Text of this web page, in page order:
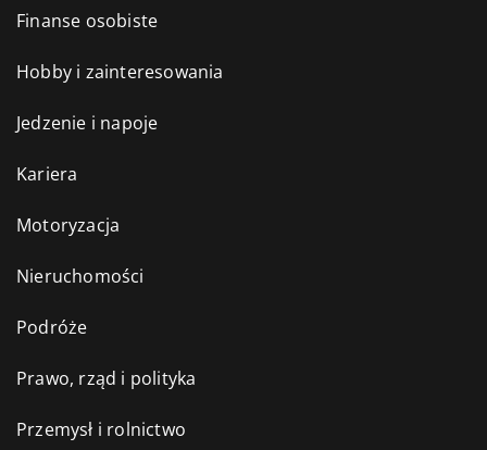
Finanse osobiste
Hobby i zainteresowania
Jedzenie i napoje
Kariera
Motoryzacja
Nieruchomości
Podróże
Prawo, rząd i polityka
Przemysł i rolnictwo